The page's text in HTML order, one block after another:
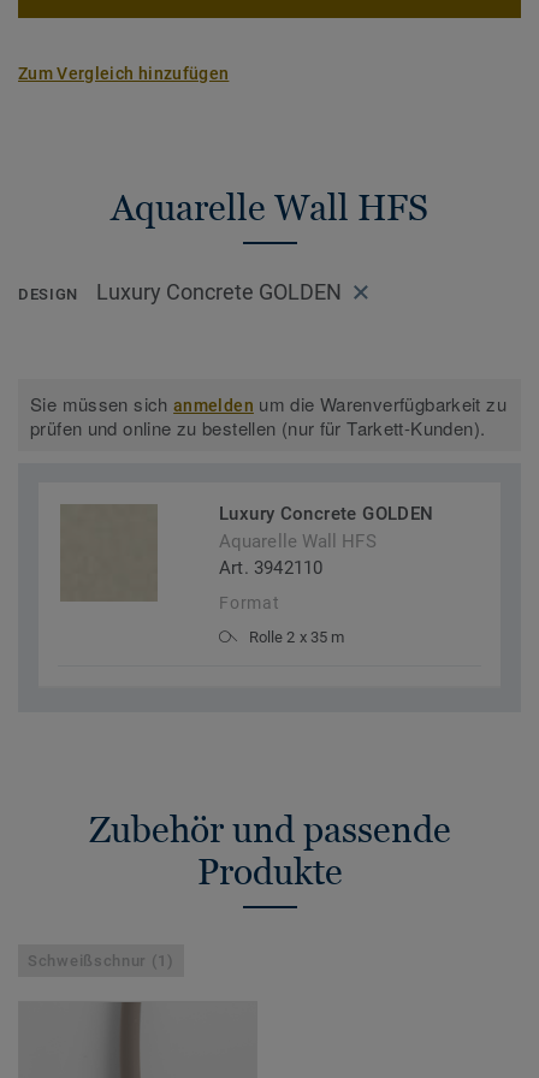
Zum Vergleich hinzufügen
Aquarelle Wall HFS
DESIGN Luxury Concrete GOLDEN
Sie müssen sichanmelden um die Warenverfügbarkeit zu
prüfen und online zu bestellen (nur für Tarkett-Kunden).
Luxury Concrete GOLDEN
Aquarelle Wall HFS
Art. 3942110
Format
Rolle 2 x 35 m
Zubehör und passende
Produkte
Schweißschnur (1)